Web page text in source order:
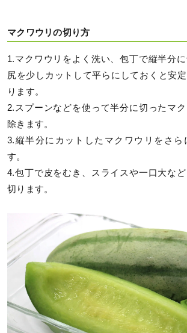
マクワウリの切り方
1.マクワウリをよく洗い、包丁で縦半分
尻を少しカットして平らにしておくと安
ります。
2.スプーンなどを使って半分に切ったマ
除きます。
3.縦半分にカットしたマクワウリをさら
す。
4.包丁で皮をむき、スライスや一口大な
切ります。